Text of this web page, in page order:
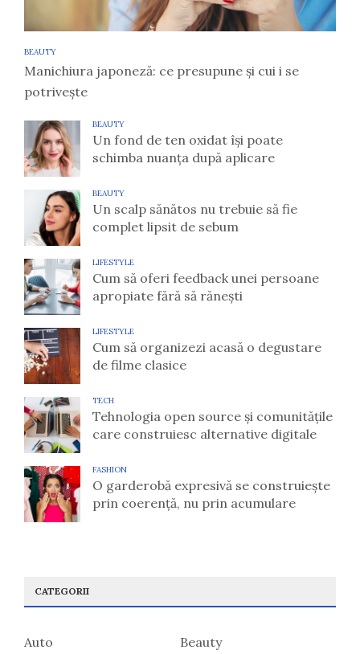
BEAUTY
Manichiura japoneză: ce presupune și cui i se
potrivește
BEAUTY
Un fond de ten oxidat își poate
schimba nuanța după aplicare
BEAUTY
Un scalp sănătos nu trebuie să fie
complet lipsit de sebum
LIFESTYLE
Cum să oferi feedback unei persoane
apropiate fără să rănești
LIFESTYLE
Cum să organizezi acasă o degustare
de filme clasice
TECH
Tehnologia open source și comunitățile
care construiesc alternative digitale
FASHION
O garderobă expresivă se construiește
prin coerență, nu prin acumulare
CATEGORII
Auto Beauty